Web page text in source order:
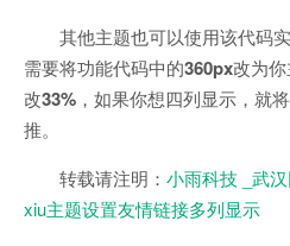
其他主题也可以使用该代码
需要将功能代码中的360px改为
改33% ，如果你想四列显示，就
推。
转载请注明： 小雨科技 _武
xiu主题设置友情链接多列显示